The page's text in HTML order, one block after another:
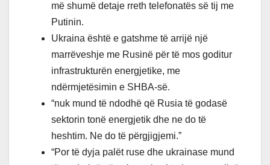
më shumë detaje rreth telefonatës së tij me
Putinin.
Ukraina është e gatshme të arrijë një
marrëveshje me Rusinë për të mos goditur
infrastrukturën energjetike, me
ndërmjetësimin e SHBA-së.
“nuk mund të ndodhë që Rusia të godasë
sektorin tonë energjetik dhe ne do të
heshtim. Ne do të përgjigjemi.”
“Por të dyja palët ruse dhe ukrainase mund